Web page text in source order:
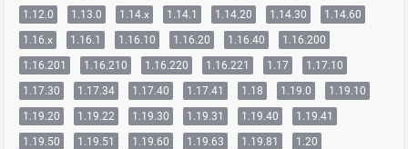
1.12.0
1.13.0 1.14.x 1.14.1 1.14.20 1.14.30
1.14.60
1.16.x
1.16.1 1.16.10 1.16.20 1.16.40
1.16.200
1.16.201
1.16.210 1.16.220 1.16.221 1.17
1.17.10
1.17.30
1.17.34 1.17.40 1.17.41 1.18 1.19.0
1.19.10
1.19.20
1.19.22 1.19.30 1.19.31 1.19.40
1.19.41
1.19.50
1.19.51 1.19.60 1.19.63 1.19.81 1.20